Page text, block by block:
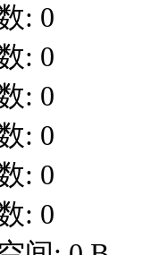
: 0
: 0
: 0
: 0
: 0
: 0